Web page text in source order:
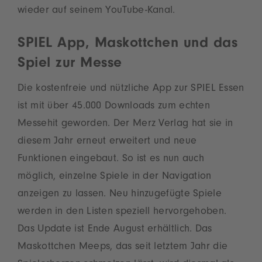
wieder auf seinem YouTube-Kanal.
SPIEL App, Maskottchen und das
Spiel zur Messe
Die kostenfreie und nützliche App zur SPIEL Essen
ist mit über 45.000 Downloads zum echten
Messehit geworden. Der Merz Verlag hat sie in
diesem Jahr erneut erweitert und neue
Funktionen eingebaut. So ist es nun auch
möglich, einzelne Spiele in der Navigation
anzeigen zu lassen. Neu hinzugefügte Spiele
werden in den Listen speziell hervorgehoben.
Das Update ist Ende August erhältlich. Das
Maskottchen Meeps, das seit letztem Jahr die